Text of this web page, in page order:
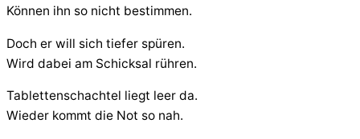
Können ihn so nicht bestimmen.
Doch er will sich tiefer spüren.
Wird dabei am Schicksal rühren.
Tablettenschachtel liegt leer da.
Wieder kommt die Not so nah.